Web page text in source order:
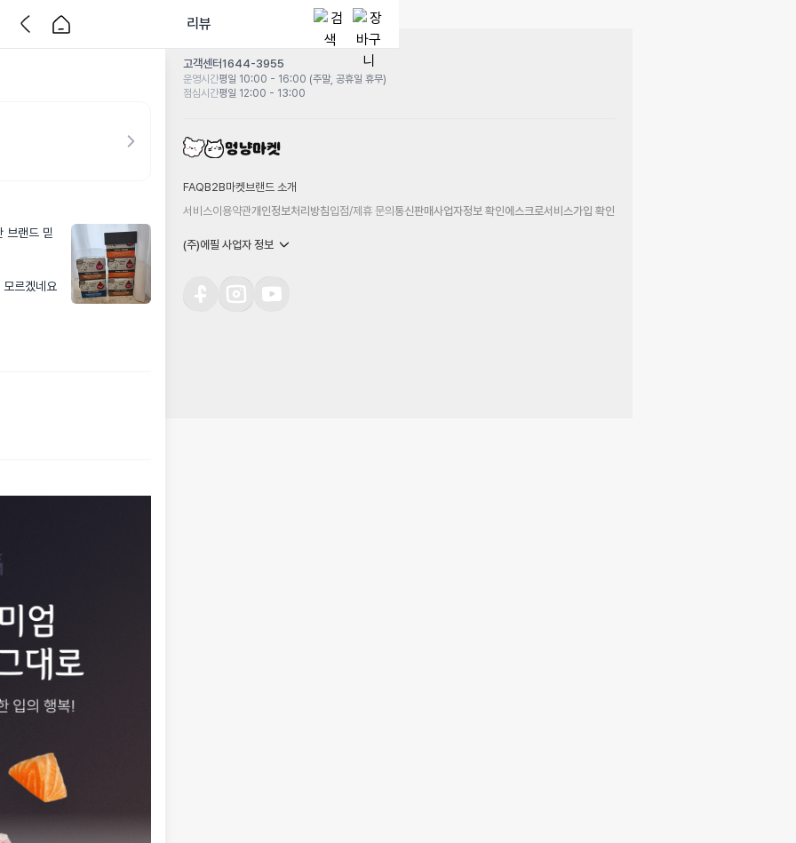
리뷰
브랜드 믿
르겠네요
고객센터1644-3955
운영시간평일 10:00 - 16:00 (주말, 공휴일 휴무)
점심시간평일 12:00 - 13:00
FAQB2B마켓 브랜드 소개
서비스이용약관개인정보처리방침입점/제휴 문의통신판매사업자정보 확인에스크로서비스가입 확인
(주)에필 사업자 정보